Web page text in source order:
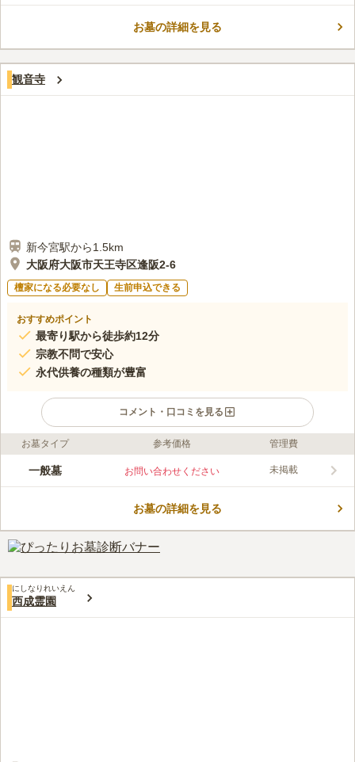
派を問われませんのでどなたでも利用できます。「動物園前駅」
口コミ評価
この霊園はまだ誰からも評価されていません。
お墓の詳細を見る
観音寺
新今宮駅から1.5km
大阪府大阪市天王寺区逢阪2-6
檀家になる必要なし 生前申込できる
おすすめポイント
最寄り駅から徒歩約12分
宗教不問で安心
永代供養の種類が豊富
コメント・口コミを見る
ライフドット編集部のコメント
地蔵菩薩様に見守られる中で、安らかに眠れることができます。
好みのスタイルを選ぶことができます。 飲食も可能な休憩所を
に向き合うことができます。
口コミ評価
30代女性
最寄駅まで徒歩2～3分の距離であり、駅前の商店街やスーパーコ
ンビニなどが充実しているため必要なものは現地調達できます。駅前には
会食できるような和食店からファストフード店まで色々なお店があるので
お墓タイプ 参考価格 管理費
一般墓 お問い合わせください 未掲載
お墓の詳細を見る
にしなりれいえん
西成霊園